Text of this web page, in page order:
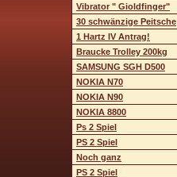
Vibrator " Gioldfinger"
30 schwänzige Peitsche
1 Hartz IV Antrag!
Braucke Trolley 200kg
SAMSUNG SGH D500
NOKIA N70
NOKIA N90
NOKIA 8800
Ps 2 Spiel
PS 2 Spiel
Noch ganz
PS 2 Spiel